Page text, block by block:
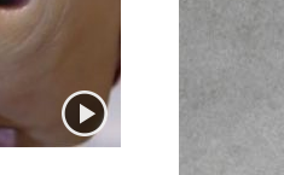
La nouvelle console